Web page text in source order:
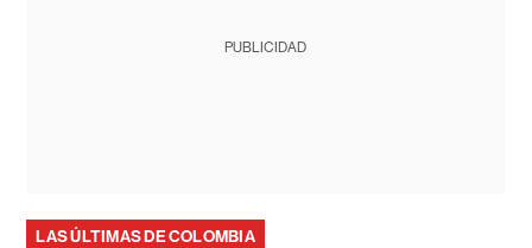
PUBLICIDAD
LAS ÚLTIMAS DE COLOMBIA